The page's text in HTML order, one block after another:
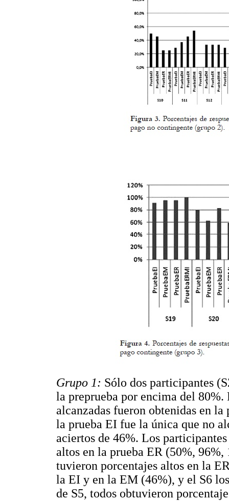
Grupo 1: Sólo dos participantes
la preprueba por encima del
alcanzadas fueron obtenidas en
la prueba EI fue la única que no
aciertos de 46%. Los
altos en la prueba ER (50%,
tuvieron porcentajes altos en la
la EI y en la EM (46%), y el S6
de S5, todos obtuvieron